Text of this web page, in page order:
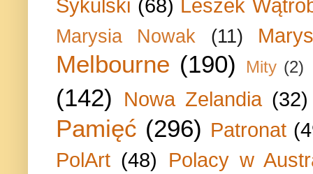
Sykulski (68) Leszek
Marysia Nowak (11)
Melbourne (190) Mity (2)
(142) Nowa Zelandia (32)
Pamięć (296) Patronat
PolArt (48) Polacy w